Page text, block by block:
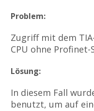
Problem:
Zugriff mit dem
CPU ohne
Lösung:
In diesem Fall
benutzt, um auf